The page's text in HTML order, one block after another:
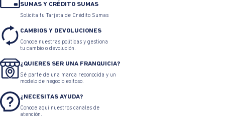
SUMAS Y CRÉDITO SUMAS
Solicita tu Tarjeta de Crédito Sumas
CAMBIOS Y DEVOLUCIONES
Conoce nuestras políticas y gestiona
tu cambio o devolución.
¿QUIERES SER UNA FRANQUICIA?
Sé parte de una marca reconocida y un
modelo de negocio exitoso.
¿NECESITAS AYUDA?
Conoce aquí nuestros canales de
atención.